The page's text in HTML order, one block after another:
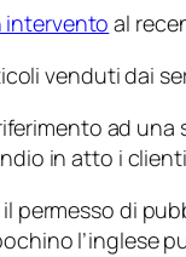
al
venduti dai
ad
in atto i
permesso di
l’inglese